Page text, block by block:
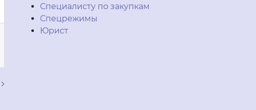
Специалисту по закупкам
Спецрежимы
Юрист